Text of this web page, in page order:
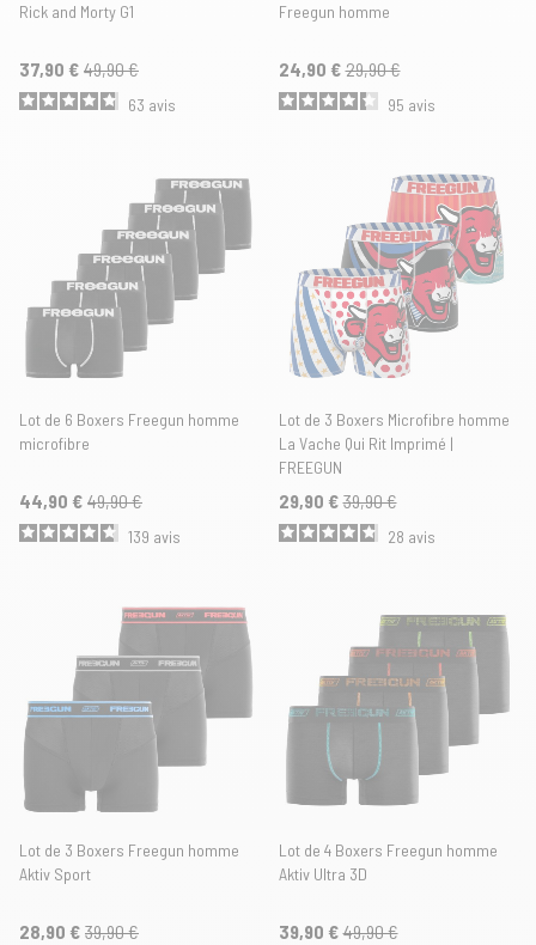
Rick and Morty G1
37,90 € 49,90 €
63 avis
Freegun homme
24,90 € 29,90 €
95 avis
Lot de 6 Boxers Freegun homme
microfibre
44,90 € 49,90 €
139 avis
Lot de 3 Boxers Microfibre homme
La Vache Qui Rit Imprimé |
FREEGUN
29,90 € 39,90 €
28 avis
Lot de 3 Boxers Freegun homme
Aktiv Sport
28,90 € 39,90 €
Lot de 4 Boxers Freegun homme
Aktiv Ultra 3D
39,90 € 49,90 €